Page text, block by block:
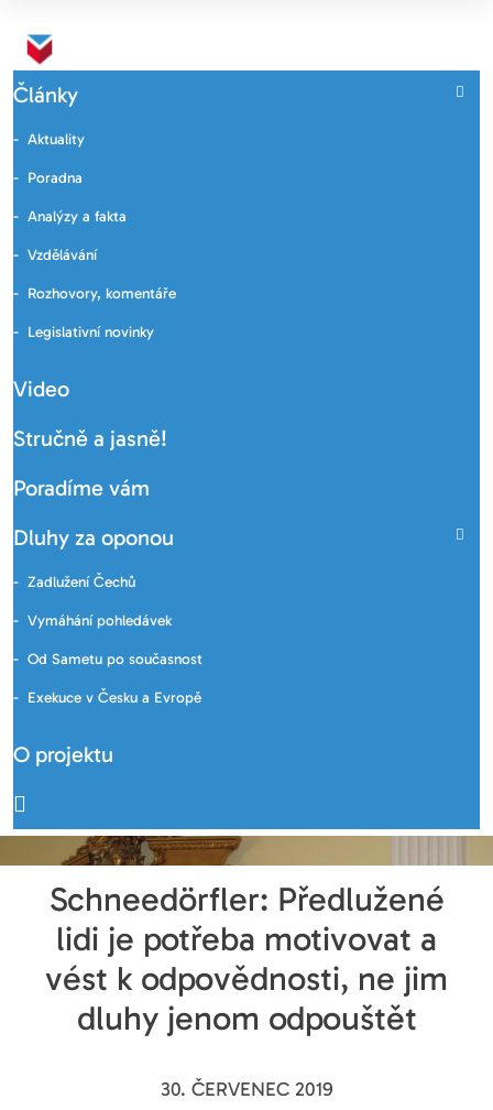
Články
Aktuality
Poradna
Analýzy a fakta
Vzdělávání
Rozhovory, komentáře
Legislativní novinky
Video
Stručně a jasně!
Poradíme vám
Dluhy za oponou
Zadlužení Čechů
Vymáhání pohledávek
Od Sametu po současnost
Exekuce v Česku a Evropě
O projektu
Schneedörfler: Předlužené
lidi je potřeba motivovat a
vést k odpovědnosti, ne jim
dluhy jenom odpouštět
30. ČERVENEC 2019